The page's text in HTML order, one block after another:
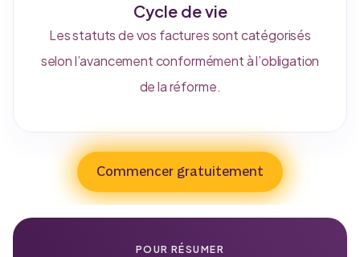
Cycle de vie
Les statuts de vos factures sont catégorisés
selon l’avancement conformément à l’obligation
de la réforme.
Commencer gratuitement
POUR RÉSUMER